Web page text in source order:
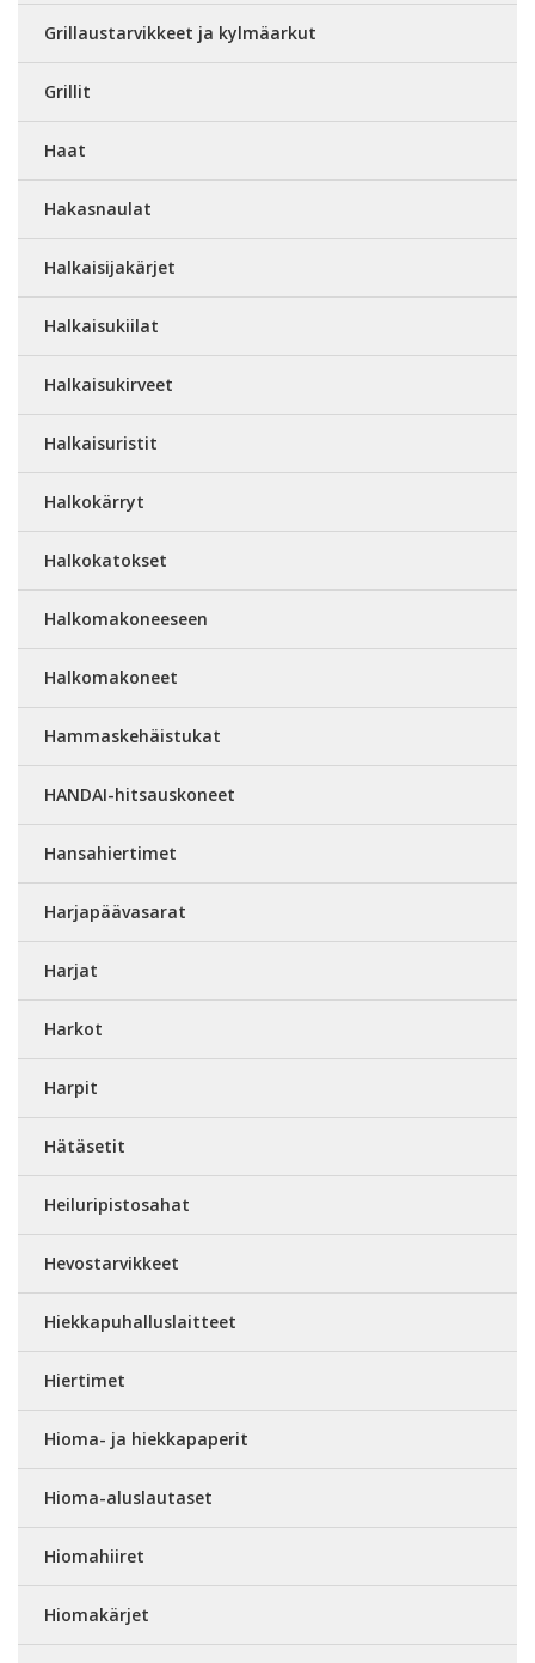
Grillaustarvikkeet ja kylmäarkut
Grillit
Haat
Hakasnaulat
Halkaisijakärjet
Halkaisukiilat
Halkaisukirveet
Halkaisuristit
Halkokärryt
Halkokatokset
Halkomakoneeseen
Halkomakoneet
Hammaskehäistukat
HANDAI-hitsauskoneet
Hansahiertimet
Harjapäävasarat
Harjat
Harkot
Harpit
Hätäsetit
Heiluripistosahat
Hevostarvikkeet
Hiekkapuhalluslaitteet
Hiertimet
Hioma- ja hiekkapaperit
Hioma-aluslautaset
Hiomahiiret
Hiomakärjet